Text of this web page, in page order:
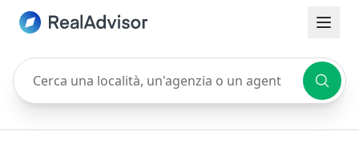
Cerca una località, un'agenzia o un agente